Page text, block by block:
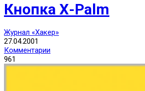
Кнопка Х-Palm
Журнал «Хакер»
27.04.2001
Комментарии
961